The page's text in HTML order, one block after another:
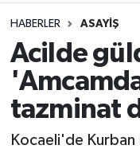
HABERLER ASAYIŞ
Acilde
tazminat
Kocaeli'de Kurban
Güncel
Haberde insan
Haber Arşivi